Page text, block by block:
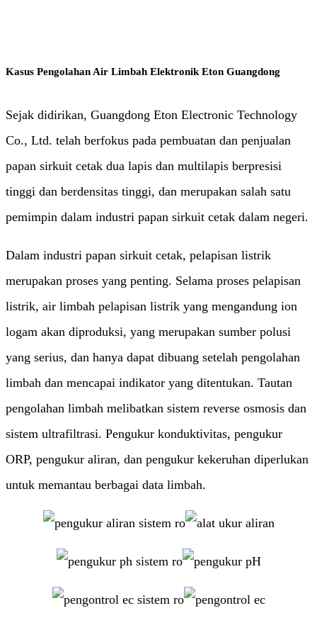
Kasus Pengolahan Air Limbah Elektronik Eton Guangdong
Sejak didirikan, Guangdong Eton Electronic Technology
Co., Ltd. telah berfokus pada pembuatan dan penjualan
papan sirkuit cetak dua lapis dan multilapis berpresisi
tinggi dan berdensitas tinggi, dan merupakan salah satu
pemimpin dalam industri papan sirkuit cetak dalam negeri.
Dalam industri papan sirkuit cetak, pelapisan listrik
merupakan proses yang penting. Selama proses pelapisan
listrik, air limbah pelapisan listrik yang mengandung ion
logam akan diproduksi, yang merupakan sumber polusi
yang serius, dan hanya dapat dibuang setelah pengolahan
limbah dan mencapai indikator yang ditentukan. Tautan
pengolahan limbah melibatkan sistem reverse osmosis dan
sistem ultrafiltrasi. Pengukur konduktivitas, pengukur
ORP, pengukur aliran, dan pengukur kekeruhan diperlukan
untuk memantau berbagai data limbah.